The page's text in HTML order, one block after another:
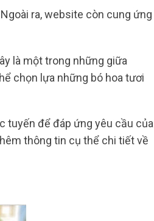
ra, website còn cung ứng
là một trong những giữa
chọn lựa những bó hoa tươi
tuyến để đáp ứng yêu cầu của
thông tin cụ thể chi tiết về